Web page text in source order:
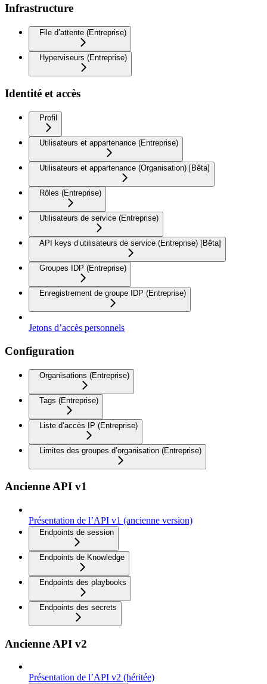
Infrastructure
File d’attente (Entreprise)
Hyperviseurs (Entreprise)
Identité et accès
Profil
Utilisateurs et appartenance (Entreprise)
Utilisateurs et appartenance (Organisation) [Bêta]
Rôles (Entreprise)
Utilisateurs de service (Entreprise)
API keys d’utilisateurs de service (Entreprise) [Bêta]
Groupes IDP (Entreprise)
Enregistrement de groupe IDP (Entreprise)
Jetons d’accès personnels
Configuration
Organisations (Entreprise)
Tags (Entreprise)
Liste d’accès IP (Entreprise)
Limites des groupes d’organisation (Entreprise)
Ancienne API v1
Présentation de l’API v1 (ancienne version)
Endpoints de session
Endpoints de Knowledge
Endpoints des playbooks
Endpoints des secrets
Ancienne API v2
Présentation de l’API v2 (héritée)